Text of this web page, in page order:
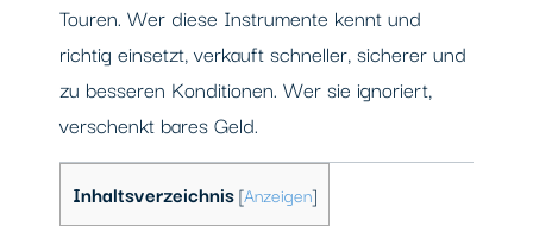
Touren. Wer diese Instrumente kennt und
richtig einsetzt, verkauft schneller, sicherer und
zu besseren Konditionen. Wer sie ignoriert,
verschenkt bares Geld.
Inhaltsverzeichnis[Anzeigen]